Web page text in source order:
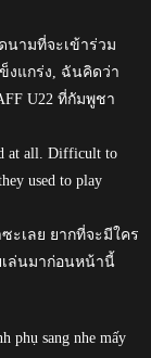
นามที่จะเข้าร่วม
งแกร่ง, ฉันคิดว่า
U22 ที่กัมพูชา
at all. Difficult to
used to play
ะเลย ยากที่จะมีใคร
เล่นมาก่อนหน้านี้
phụ sang nhe mấy